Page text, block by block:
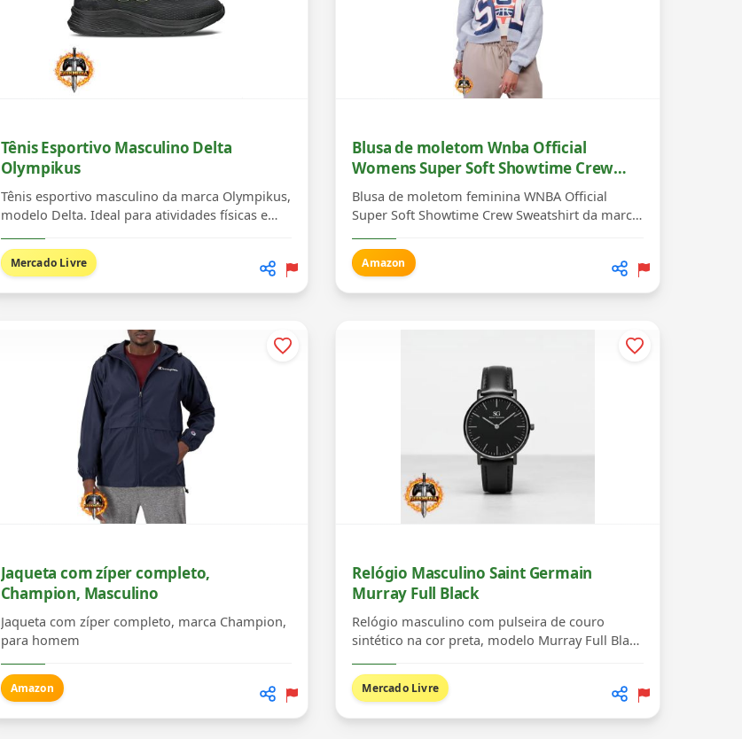
Tênis Esportivo Masculino Delta
Olympikus
Tênis esportivo masculino da marca Olympikus,
modelo Delta. Ideal para atividades físicas e
Mercado Livre
Blusa de moletom Wnba Official
Womens Super Soft Showtime Crew
Sweatshirt Ultra Game Feminino
Blusa de moletom feminina WNBA Official
Super Soft Showtime Crew Sweatshirt da marca
Amazon
Jaqueta com zíper completo,
Champion, Masculino
Jaqueta com zíper completo, marca Champion,
para homem
Amazon
Relógio Masculino Saint Germain
Murray Full Black
Relógio masculino com pulseira de couro
sintético na cor preta, modelo Murray Full Black
Mercado Livre